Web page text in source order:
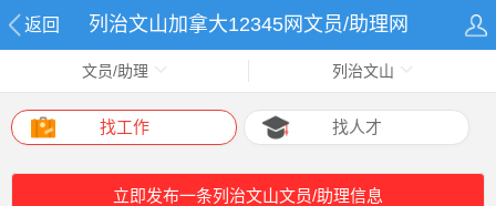
返回 列治文山加拿大12345网文员/助理网
文员/助理 列治文山
找工作 找人才
立即发布一条列治文山文员/助理信息